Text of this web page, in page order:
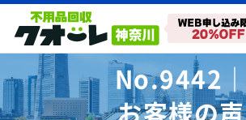
No.9442｜
お客様の声